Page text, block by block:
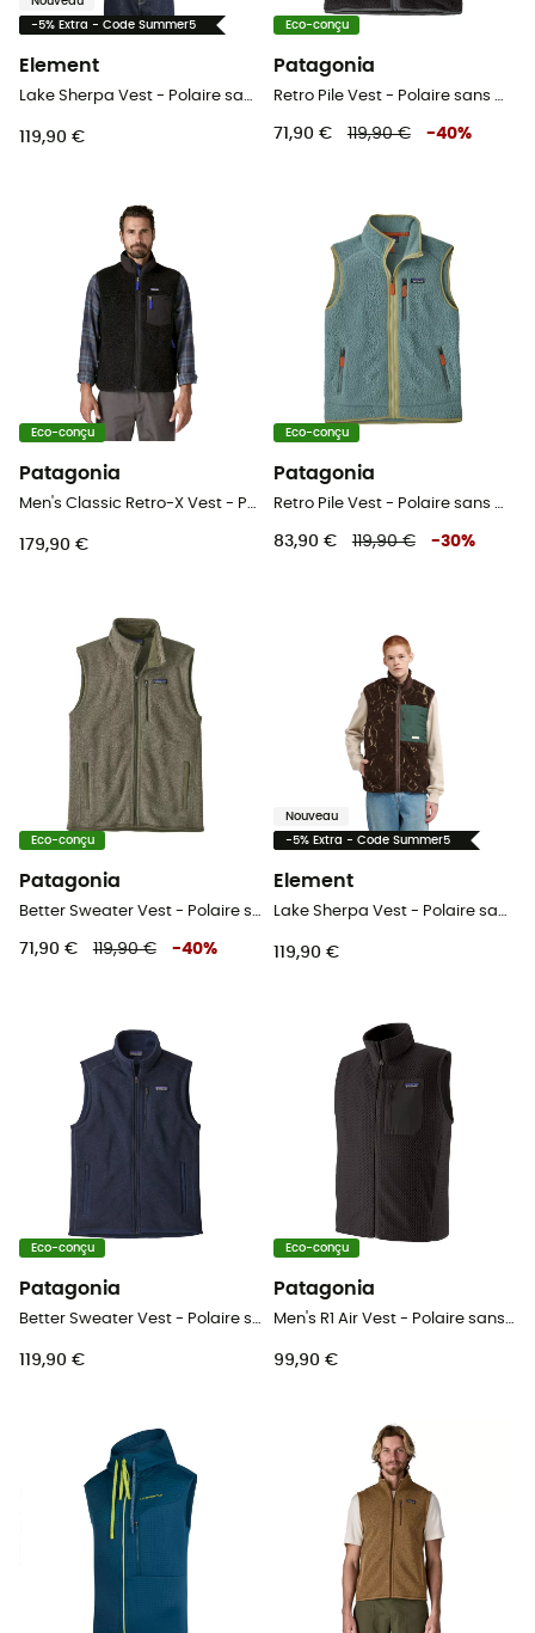
-5% Extra - Code Summer5
Element
Lake Sherpa Vest - Polaire sans manches homme
119,90 €
Eco-conçu
Patagonia
Retro Pile Vest - Polaire sans manches homme
71,90 € 119,90 € -40%
Eco-conçu
Patagonia
Men's Classic Retro-X Vest - Polaire sans manches homme
179,90 €
Eco-conçu
Patagonia
Retro Pile Vest - Polaire sans manches homme
83,90 € 119,90 € -30%
Eco-conçu
Patagonia
Better Sweater Vest - Polaire sans manches homme
71,90 € 119,90 € -40%
Nouveau
-5% Extra - Code Summer5
Element
Lake Sherpa Vest - Polaire sans manches homme
119,90 €
Eco-conçu
Patagonia
Better Sweater Vest - Polaire sans manches homme
119,90 €
Eco-conçu
Patagonia
Men's R1 Air Vest - Polaire sans manches homme
99,90 €